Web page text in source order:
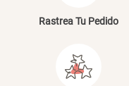
Dirección de
Escribe un
Rastrea Tu Pedido
Papelero de Plástico Color 8